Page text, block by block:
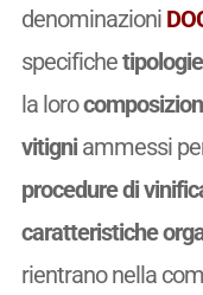
denominazioni
specifiche
la loro
vitigniammessi
procedure di
caratteristiche
rientrano nella